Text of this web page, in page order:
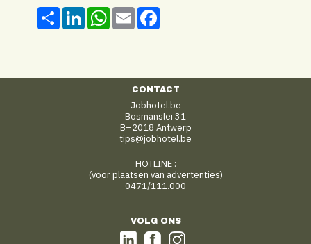
Share LinkedInWhatsApp
Email
CONTACT
Jobhotel.be
Bosmanslei 31
B–2018 Antwerp
tips@jobhotel.be
HOTLINE :
(voor plaatsen van advertenties)
0471/111.000
VOLG ONS